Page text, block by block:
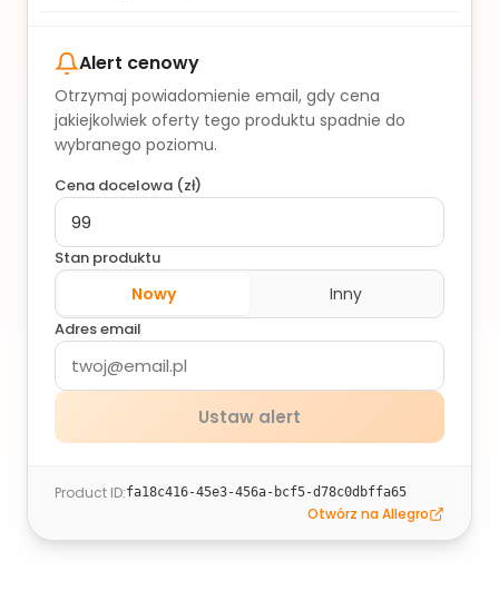
Alert cenowy
Otrzymaj powiadomienie email, gdy cena
jakiejkolwiek oferty tego produktu spadnie do
wybranego poziomu.
Cena docelowa (zł)
Stan produktu
Nowy Inny
Adres email
Ustaw alert
Product ID:fa18c416-45e3-456a-bcf5-d78c0dbffa65
Otwórz na Allegro